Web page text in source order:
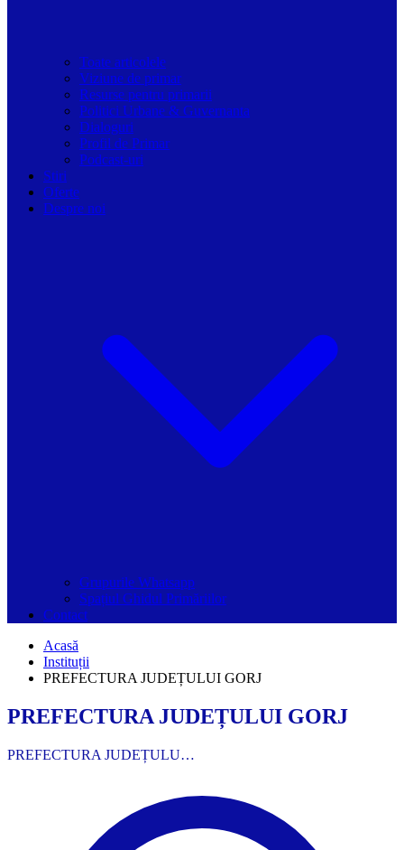
Toate articolele
Viziune de primar
Resurse pentru primarii
Politici Urbane & Guvernanta
Dialoguri
Profil de Primar
Podcast-uri
Stiri
Oferte
Despre noi
Grupurile Whatsapp
Spațiul Ghidul Primăriilor
Contact
Acasă
Instituții
PREFECTURA JUDEȚULUI GORJ
PREFECTURA JUDEȚULUI GORJ
PREFECTURA JUDEȚULU…